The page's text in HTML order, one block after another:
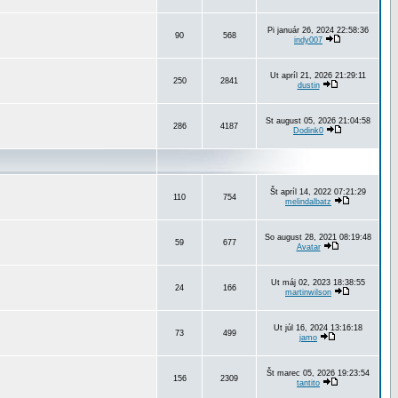
90 568
Pi január 26, 2024 22:58:36
indy007
250 2841
Ut apríl 21, 2026 21:29:11
dustin
286 4187
St august 05, 2026 21:04:58
Dodink0
110 754
Št apríl 14, 2022 07:21:29
melindalbatz
59 677
So august 28, 2021 08:19:48
Avatar
24 166
Ut máj 02, 2023 18:38:55
martinwilson
73 499
Ut júl 16, 2024 13:16:18
jamo
156 2309
Št marec 05, 2026 19:23:54
tantito